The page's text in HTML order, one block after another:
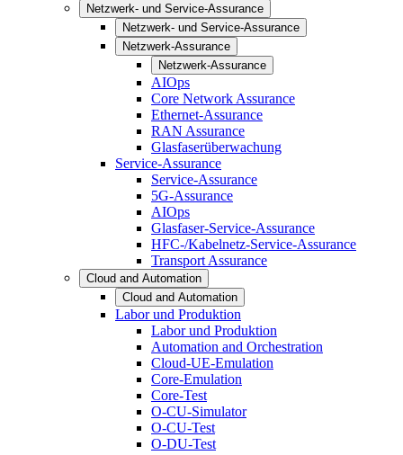
Netzwerk- und Service-Assurance
Netzwerk- und Service-Assurance
Netzwerk-Assurance
Netzwerk-Assurance
AIOps
Core Network Assurance
Ethernet-Assurance
RAN Assurance
Glasfaserüberwachung
Service-Assurance
Service-Assurance
5G-Assurance
AIOps
Glasfaser-Service-Assurance
HFC-/Kabelnetz-Service-Assurance
Transport Assurance
Cloud and Automation
Cloud and Automation
Labor und Produktion
Labor und Produktion
Automation and Orchestration
Cloud-UE-Emulation
Core-Emulation
Core-Test
O-CU-Simulator
O-CU-Test
O-DU-Test